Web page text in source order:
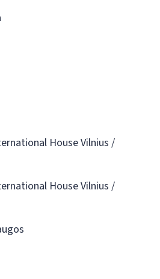
House Vilnius /
House Vilnius /